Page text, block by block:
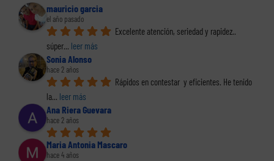
mauricio garcia
el año pasado
Excelente atención, seriedad y rapidez..
súper... leer más
Sonia Alonso
hace 2 años
Rápidos en contestar  y eficientes. He tenido
la... leer más
Ana Riera Guevara
hace 2 años
Maria Antonia Mascaro
hace 4 años